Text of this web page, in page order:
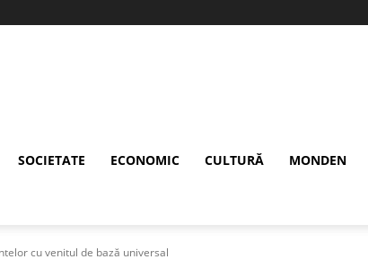
SOCIETATE ECONOMIC CULTURĂ MONDEN
cu venitul de bază universal